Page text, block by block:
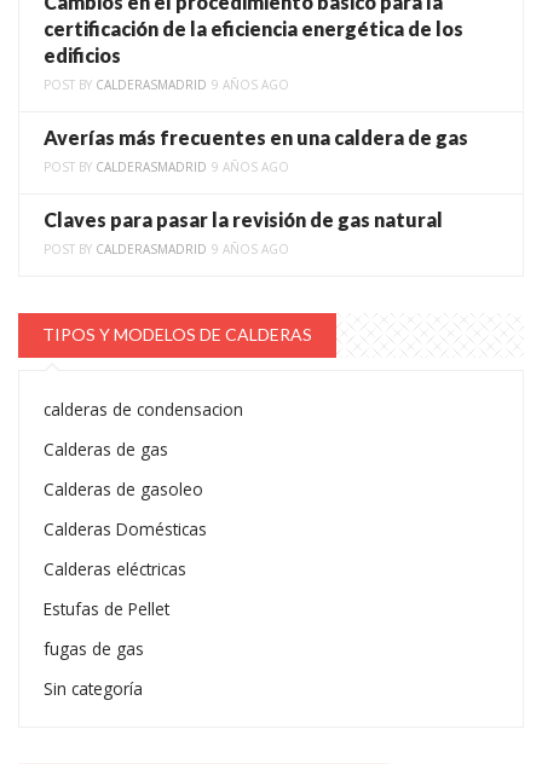
certificación de la eficiencia energética de los
edificios
POST BY CALDERASMADRID 9 AÑOS AGO
Averías más frecuentes en una caldera de gas
POST BY CALDERASMADRID 9 AÑOS AGO
Claves para pasar la revisión de gas natural
POST BY CALDERASMADRID 9 AÑOS AGO
TIPOS Y MODELOS DE CALDERAS
calderas de condensacion
Calderas de gas
Calderas de gasoleo
Calderas Domésticas
Calderas eléctricas
Estufas de Pellet
fugas de gas
Sin categoría